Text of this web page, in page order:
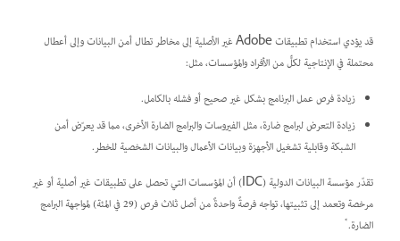
قد يؤدي استخدام تطبيقات Adobe غير الأصلية إلى مخاطر تطال أمن البيانات وإلى أعطال
محتملة في الإنتاجية لكلٍّ من الأفراد والمؤسسات، مثل:
زيادة فرص عمل البرنامج بشكل غير صحيح أو فشله بالكامل.
زيادة التعرض لبرامج ضارة، مثل الفيروسات والبرامج الضارة الأخرى، مما قد يعرّض أمن
الشبكة وقابلية تشغيل الأجهزة وبيانات الأعمال والبيانات الشخصية للخطر.
تقدّر مؤسسة البيانات الدولية (IDC) أن المؤسسات التي تحصل على تطبيقات غير أصلية أو غير
مرخصة وتعمد إلى تثبيتها، تواجه فرصةً واحدةً من أصل ثلاث فرص (29 في المئة) لمواجهة البرامج
الضارة.*